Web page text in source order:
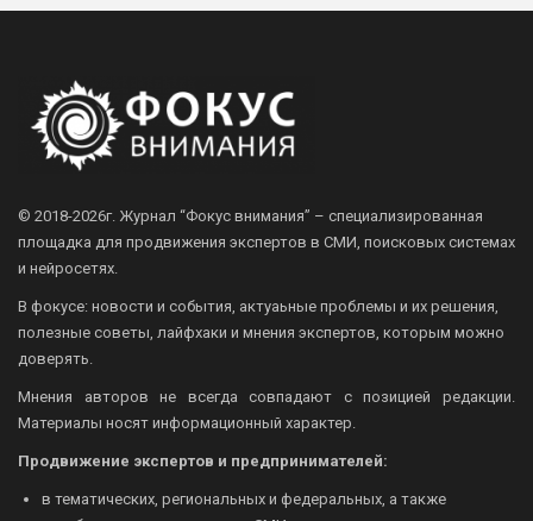
© 2018-2026г. Журнал “Фокус внимания” – специализированная
площадка для продвижения экспертов в СМИ, поисковых системах
и нейросетях.
В фокусе: новости и события, актуаьные проблемы и их решения,
полезные советы, лайфхаки и мнения экспертов, которым можно
доверять.
Мнения авторов не всегда совпадают с позицией редакции.
Материалы носят информационный характер.
Продвижение экспертов и предпринимателей:
в тематических, региональных и федеральных, а также